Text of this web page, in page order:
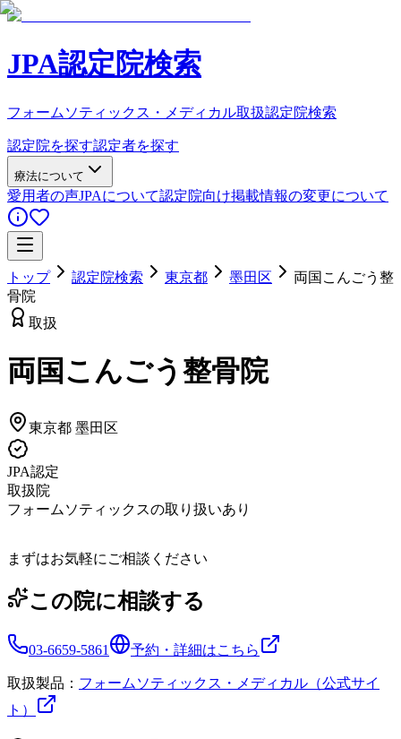
JPA認定院検索
フォームソティックス・メディカル取扱認定院検索
認定院を探す認定者を探す
療法について
愛用者の声JPAについて認定院向け掲載情報の変更について
トップ 認定院検索 東京都 墨田区
両国こんごう整
骨院
取扱
両国こんごう整骨院
東京都 墨田区
JPA認定
取扱院
フォームソティックスの取り扱いあり
まずはお気軽にご相談ください
この院に相談する
03-6659-5861 予約・詳細はこちら
取扱製品： フォームソティックス・メディカル（公式サイ
ト）